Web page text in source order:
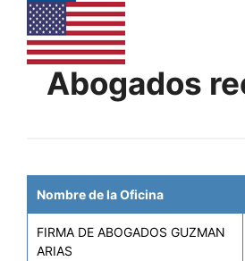
Abogados
Nombre de la Oficina
FIRMA DE ABOGADOS GUZMAN
ARIAS